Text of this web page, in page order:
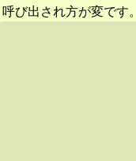
呼び出され方が変です。